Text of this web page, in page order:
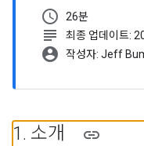
schedule 26분
subject 최종 업데이트:
account_circle 작성자: Jeff
1. 소개